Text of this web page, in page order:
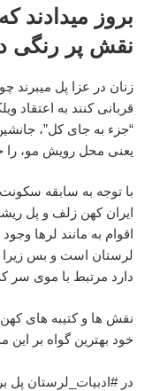
بروز میدادند
نقش پر رنگی
زنان در عزا پل میبرند
قربانی کنند به اعتقاد
“جزء به جای کل”،
یعنی محل رویش مو، را
با توجه به سابقه سکونت
ایران کهن زلف و پل
اقوام به مانند لرها
لرستان است و بس زیرا
دارد مرتبط با موی سر
نقش ها و کتیبه های
خود بهترین گواه بر
در #ادبیات_لرستان پل